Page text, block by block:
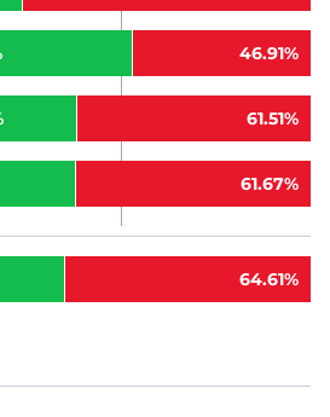
46.91%
61.51%
61.67%
64.61%